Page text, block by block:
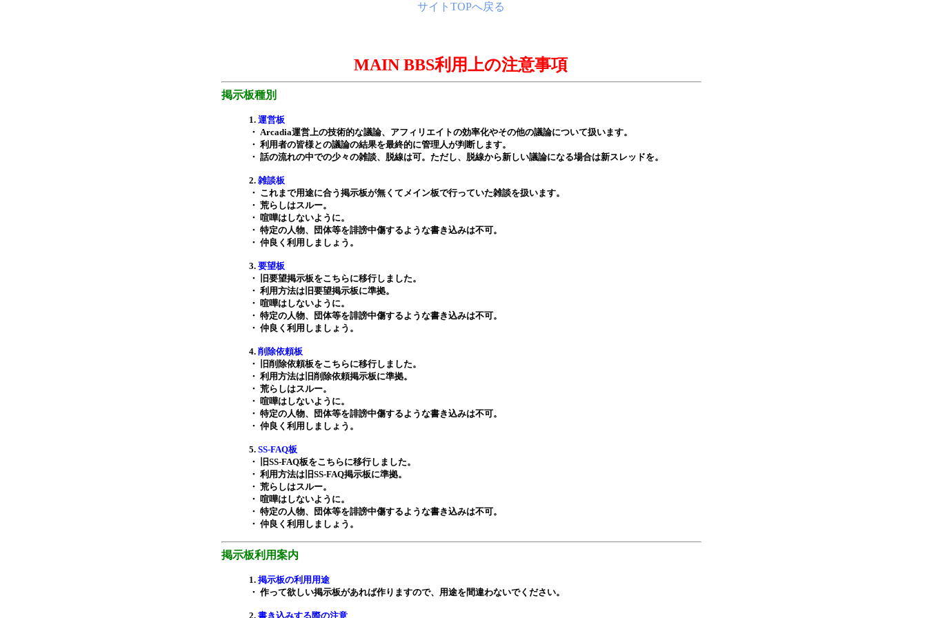
サイトTOPへ戻る
MAIN BBS利用上の注意事項
掲示板種別
1. 運営板
・ Arcadia運営上の技術的な議論、アフィリエイトの効率化やその他の議論について扱います。
・ 利用者の皆様との議論の結果を最終的に管理人が判断します。
・ 話の流れの中での少々の雑談、脱線は可。ただし、脱線から新しい議論になる場合は新スレッドを。
2. 雑談板
・ これまで用途に合う掲示板が無くてメイン板で行っていた雑談を扱います。
・ 荒らしはスルー。
・ 喧嘩はしないように。
・ 特定の人物、団体等を誹謗中傷するような書き込みは不可。
・ 仲良く利用しましょう。
3. 要望板
・ 旧要望掲示板をこちらに移行しました。
・ 利用方法は旧要望掲示板に準拠。
・ 喧嘩はしないように。
・ 特定の人物、団体等を誹謗中傷するような書き込みは不可。
・ 仲良く利用しましょう。
4. 削除依頼板
・ 旧削除依頼板をこちらに移行しました。
・ 利用方法は旧削除依頼掲示板に準拠。
・ 荒らしはスルー。
・ 喧嘩はしないように。
・ 特定の人物、団体等を誹謗中傷するような書き込みは不可。
・ 仲良く利用しましょう。
5. SS-FAQ板
・ 旧SS-FAQ板をこちらに移行しました。
・ 利用方法は旧SS-FAQ掲示板に準拠。
・ 荒らしはスルー。
・ 喧嘩はしないように。
・ 特定の人物、団体等を誹謗中傷するような書き込みは不可。
・ 仲良く利用しましょう。
掲示板利用案内
1. 掲示板の利用用途
・ 作って欲しい掲示板があれば作りますので、用途を間違わないでください。
2. 書き込みする際の注意